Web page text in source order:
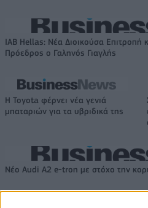
IAB Hellas: Νέα Διοικούσα Επιτροπή
Πρόεδρος ο Γαληνός Γιαγλής
Η Toyota φέρνει νέα γενιά
μπαταριών για τα υβριδικά της
Νέο Audi A2 e-tron με στόχο την